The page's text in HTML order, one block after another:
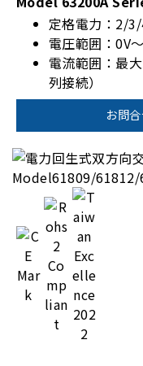
定格電力：2/
電圧範囲：0V
電流範囲：最
列接続）
高精度電圧/電
全36モデルラ
動作モード：
お問